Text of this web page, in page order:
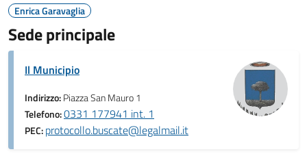
Enrica Garavaglia
Sede principale
Il Municipio
Indirizzo:Piazza San Mauro 1
Telefono:0331 177941 int. 1
PEC:protocollo.buscate@legalmail.it